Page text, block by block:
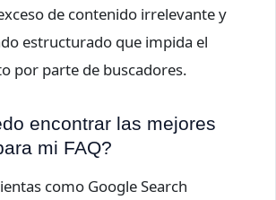
de contenido irrelevante y
estructurado que impida el
por parte de buscadores.
encontrar las mejores
mi FAQ?
como Google Search